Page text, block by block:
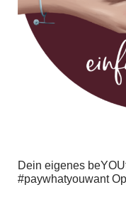
Dein eigenes
#paywhatyouwant